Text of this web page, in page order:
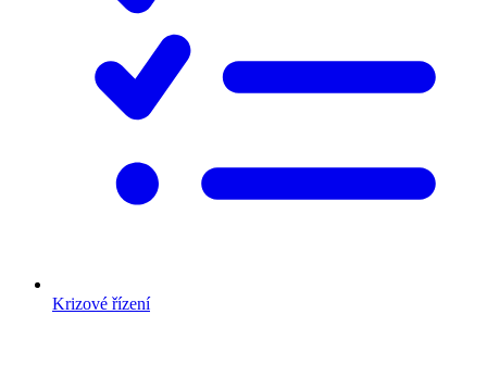
Krizové řízení